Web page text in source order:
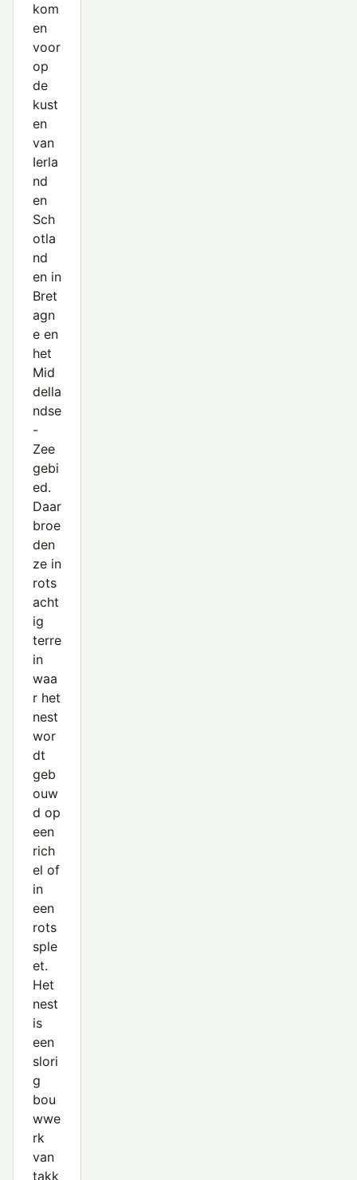
kom
en
voor
op
de
kust
en
van
Ierla
nd
en
Sch
otla
nd
en in
Bret
agn
e en
het
Mid
della
ndse
-
Zee
gebi
ed.
Daar
broe
den
ze in
rots
acht
ig
terre
in
waa
r het
nest
wor
dt
geb
ouw
d op
een
rich
el of
in
een
rots
sple
et.
Het
nest
is
een
slori
g
bou
wwe
rk
van
takk